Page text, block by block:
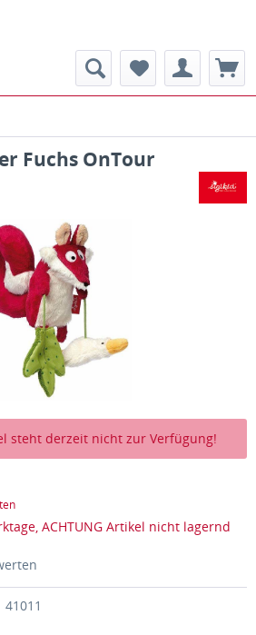
Fuchs OnTour
steht derzeit nicht zur Verfügung!
ACHTUNG Artikel nicht lagernd
41011